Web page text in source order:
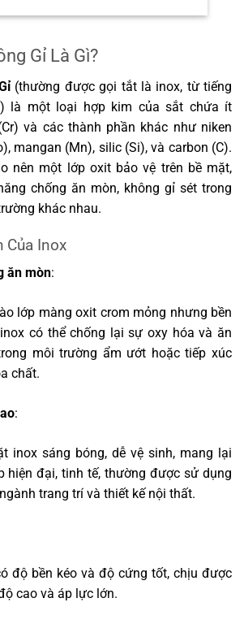
Gỉ Là Gì?
(thường được gọi tắt là inox, từ tiếng
là một loại hợp kim của sắt chứa ít
và các thành phần khác như niken
mangan (Mn), silic (Si), và carbon (C).
nên một lớp oxit bảo vệ trên bề mặt,
chống ăn mòn, không gỉ sét trong
khác nhau.
Của Inox
ăn mòn:
lớp màng oxit crom mỏng nhưng bền
có thể chống lại sự oxy hóa và ăn
môi trường ẩm ướt hoặc tiếp xúc
chất.
:
inox sáng bóng, dễ vệ sinh, mang lại
hiện đại, tinh tế, thường được sử dụng
trang trí và thiết kế nội thất.
độ bền kéo và độ cứng tốt, chịu được
cao và áp lực lớn.